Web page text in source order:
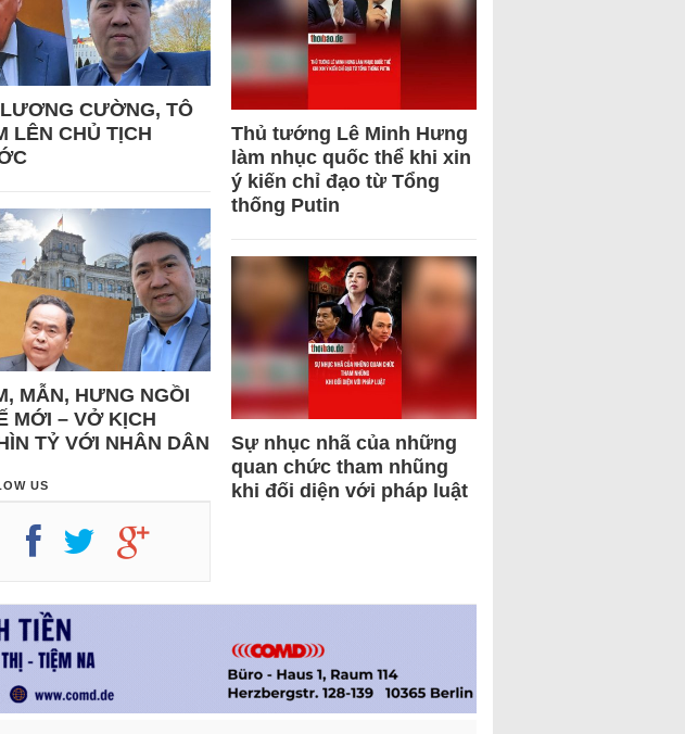
CƯỜNG, TÔ
LÊN CHỦ TỊCH
MẪN, HƯNG NGỒI
MỚI – VỞ KỊCH
TỶ VỚI NHÂN DÂN
US
Thủ tướng Lê Minh Hưng
làm nhục quốc thể khi xin
ý kiến chỉ đạo từ Tổng
thống Putin
Sự nhục nhã của những
quan chức tham nhũng
khi đối diện với pháp luật